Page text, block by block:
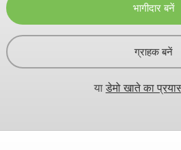
भागीदार बनें
ग्राहक बनें
याडेमो खाते का